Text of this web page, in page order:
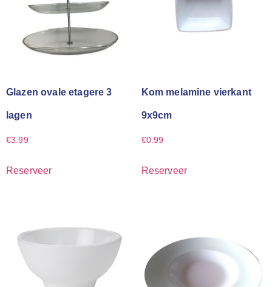
Glazen ovale etagere 3
lagen
€3.99
Reserveer
Kom melamine vierkant
9x9cm
€0.99
Reserveer